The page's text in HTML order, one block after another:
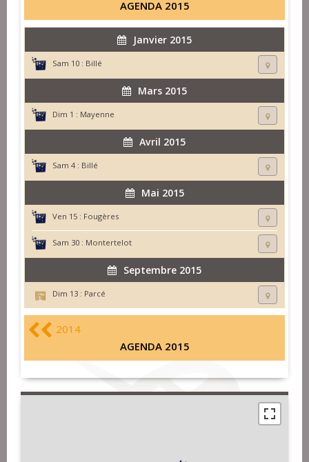
AGENDA 2015
Janvier 2015
Sam 10 : Billé
Mars 2015
Dim 1 : Mayenne
Avril 2015
Sam 4 : Billé
Mai 2015
Ven 15 : Fougères
Sam 30 : Montertelot
Septembre 2015
Dim 13 : Parcé
2014
AGENDA 2015